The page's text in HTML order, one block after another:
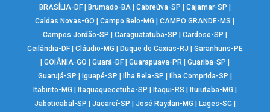
BRASÍLIA-DF| Brumado-BA| Cabreúva-SP | Cajamar-SP |
Caldas Novas-GO |Campo Belo-MG |CAMPO GRANDE-MS |
Campos Jordão-SP | Caraguatatuba-SP | Cardoso-SP |
Ceilândia-DF| Cláudio-MG | Duque de Caxias-RJ | Garanhuns-PE
| GOIÂNIA-GO | Guará-DF| Guarapuava-PR | Guariba-SP |
Guarujá-SP | Iguapé-SP | Ilha Bela-SP | Ilha Comprida-SP |
Itabirito-MG | Itaquaquecetuba-SP | Itaqui-RS | Ituiutaba-MG |
Jaboticabal-SP | Jacareí-SP | José Raydan-MG | Lages-SC|